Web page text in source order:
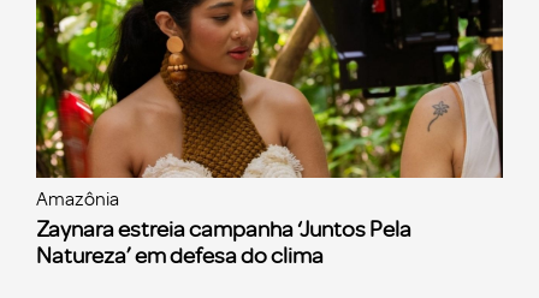
Amazônia
Zaynara estreia campanha ‘Juntos Pela
Natureza’ em defesa do clima